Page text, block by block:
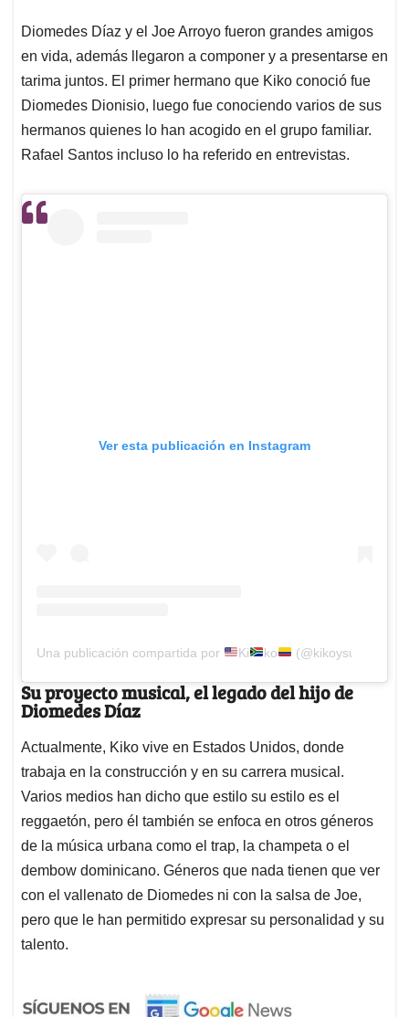
Diomedes Díaz y el Joe Arroyo fueron grandes amigos
en vida, además llegaron a componer y a presentarse en
tarima juntos. El primer hermano que Kiko conoció fue
Diomedes Dionisio, luego fue conociendo varios de sus
hermanos quienes lo han acogido en el grupo familiar.
Rafael Santos incluso lo ha referido en entrevistas.
Ver esta publicación en Instagram
Una publicación compartida por Ki ko (@kikoysucalle)
Su proyecto musical, el legado del hijo de
Diomedes Díaz
Actualmente, Kiko vive en Estados Unidos, donde
trabaja en la construcción y en su carrera musical.
Varios medios han dicho que estilo su estilo es el
reggaetón, pero él también se enfoca en otros géneros
de la música urbana como el trap, la champeta o el
dembow dominicano. Géneros que nada tienen que ver
con el vallenato de Diomedes ni con la salsa de Joe,
pero que le han permitido expresar su personalidad y su
talento.